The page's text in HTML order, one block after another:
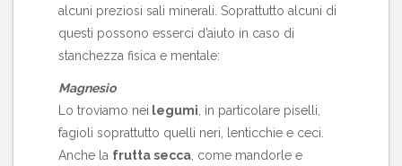
alcuni preziosi sali minerali. Soprattutto alcuni di
questi possono esserci d’aiuto in caso di
stanchezza fisica e mentale:
Magnesio
Lo troviamo nei legumi , in particolare piselli,
fagioli soprattutto quelli neri, lenticchie e ceci.
Anche la frutta secca , come mandorle e